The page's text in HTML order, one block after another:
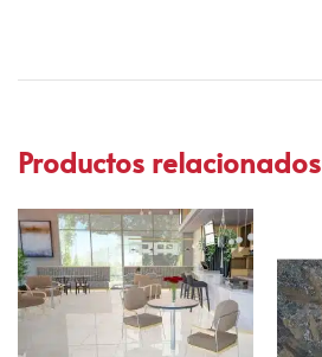
Productos relacionados